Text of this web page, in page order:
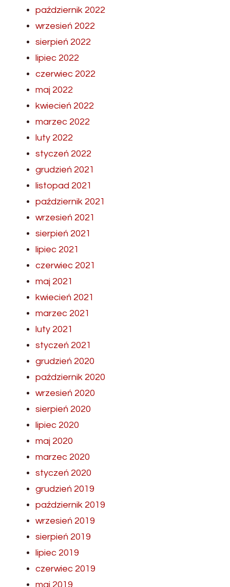
październik 2022
wrzesień 2022
sierpień 2022
lipiec 2022
czerwiec 2022
maj 2022
kwiecień 2022
marzec 2022
luty 2022
styczeń 2022
grudzień 2021
listopad 2021
październik 2021
wrzesień 2021
sierpień 2021
lipiec 2021
czerwiec 2021
maj 2021
kwiecień 2021
marzec 2021
luty 2021
styczeń 2021
grudzień 2020
październik 2020
wrzesień 2020
sierpień 2020
lipiec 2020
maj 2020
marzec 2020
styczeń 2020
grudzień 2019
październik 2019
wrzesień 2019
sierpień 2019
lipiec 2019
czerwiec 2019
maj 2019